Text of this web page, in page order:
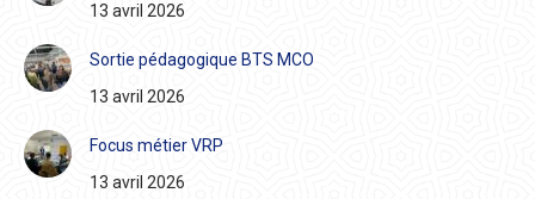
13 avril 2026
Sortie pédagogique BTS MCO
13 avril 2026
Focus métier VRP
13 avril 2026